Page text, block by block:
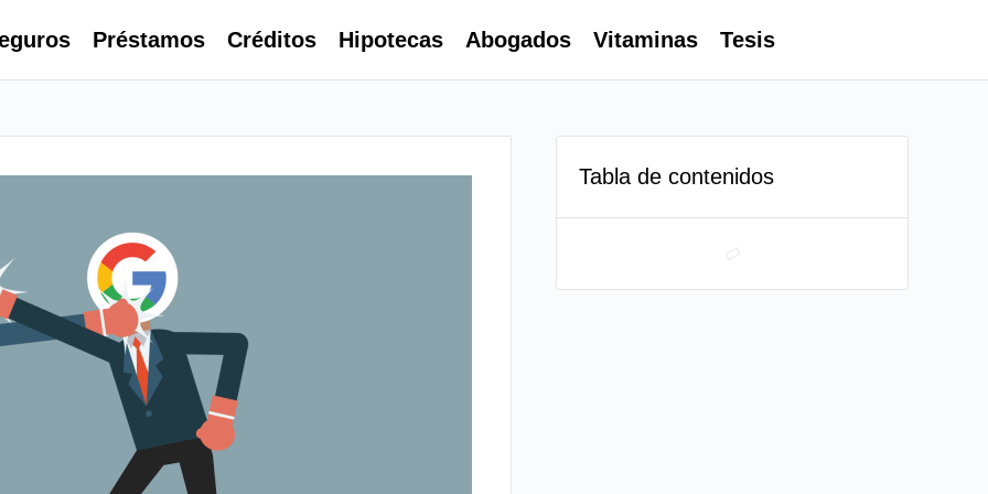
Préstamos Créditos Hipotecas Abogados Vitaminas Tesis
Tabla de contenidos